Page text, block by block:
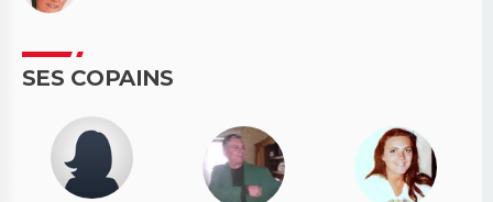
SES COPAINS